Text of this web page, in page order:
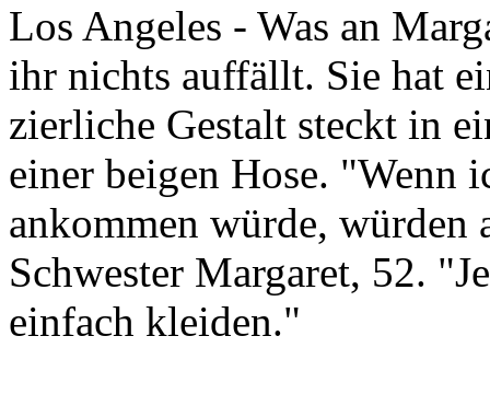
Los Angeles - Was an
ihr nichts auffällt. Sie hat
zierliche Gestalt steckt in
einer beigen Hose. "Wenn
ankommen würde, würden
Schwester Margaret, 52.
einfach kleiden."